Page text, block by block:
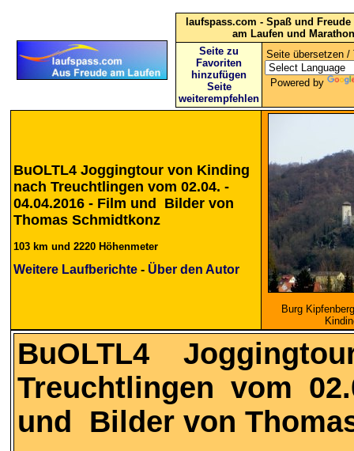
laufspass.com - Spaß und
am Laufen und Marathon
Seite zu
Favoriten
hinzufügen
Seite
weiterempfehlen
Seite übersetzen /
Powered by
BuOLTL4 Joggingtour von Kinding
nach Treuchtlingen vom 02.04. -
04.04.2016 - Film und Bilder von
Thomas Schmidtkonz
103 km und 2220 Höhenmeter
Weitere Laufberichte - Über den Autor
Burg
BuOLTL4
Treuchtlingen vom
und Bilder von